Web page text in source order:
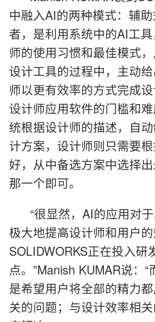
中融入AI的两种模式：辅
者，是利用系统中的AI工
师的使用习惯和最佳模式
设计工具的过程中，主动
师以更有效率的方式完成
设计师应用软件的门槛和
统根据设计师的描述，自
计方案，设计师则只需要
好，从中备选方案中选择
那一个即可。
“很显然，AI的应用对
极大地提高设计师和用户
SOLIDWORKS正在投入研
点。”Manish KUMAR说：“
是希望用户将全部的精力
关的问题；与设计效率相